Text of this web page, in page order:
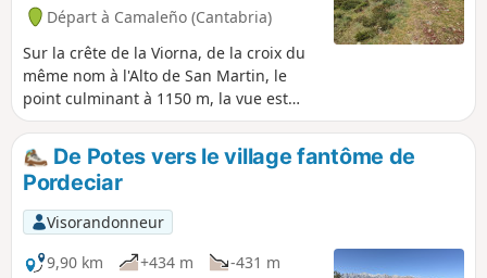
Départ à Camaleño (Cantabria)
Sur la crête de la Viorna, de la croix du
même nom à l'Alto de San Martin, le
point culminant à 1150 m, la vue est
tout simplement splendide, elle offre un
panorama à 360° notamment sur les
Picos de Europa. Aucune difficulté
pendant cette randonnée en aller-
retour, seule la dernière montée à la
Croix de la Viorna est plutôt raide.
De Potes vers le village fantôme de
Pordeciar
Visorandonneur
9,90 km
+434 m
-431 m